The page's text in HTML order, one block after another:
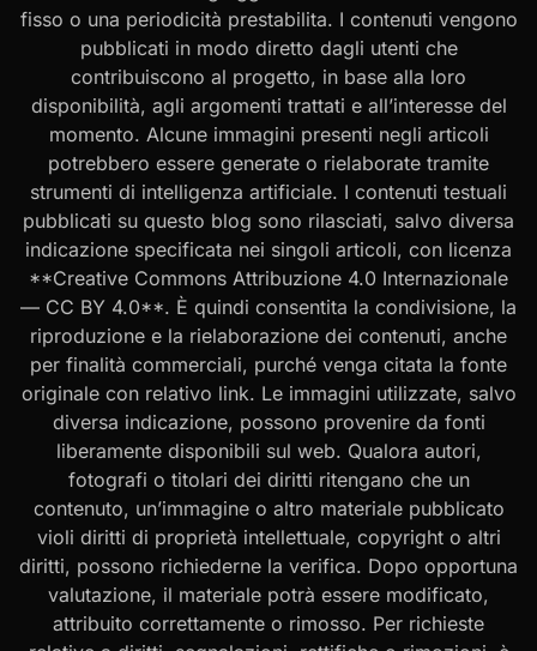
fisso o una periodicità prestabilita. I contenuti vengono
pubblicati in modo diretto dagli utenti che
contribuiscono al progetto, in base alla loro
disponibilità, agli argomenti trattati e all’interesse del
momento. Alcune immagini presenti negli articoli
potrebbero essere generate o rielaborate tramite
strumenti di intelligenza artificiale. I contenuti testuali
pubblicati su questo blog sono rilasciati, salvo diversa
indicazione specificata nei singoli articoli, con licenza
**Creative Commons Attribuzione 4.0 Internazionale
— CC BY 4.0**. È quindi consentita la condivisione, la
riproduzione e la rielaborazione dei contenuti, anche
per finalità commerciali, purché venga citata la fonte
originale con relativo link. Le immagini utilizzate, salvo
diversa indicazione, possono provenire da fonti
liberamente disponibili sul web. Qualora autori,
fotografi o titolari dei diritti ritengano che un
contenuto, un’immagine o altro materiale pubblicato
violi diritti di proprietà intellettuale, copyright o altri
diritti, possono richiederne la verifica. Dopo opportuna
valutazione, il materiale potrà essere modificato,
attribuito correttamente o rimosso. Per richieste